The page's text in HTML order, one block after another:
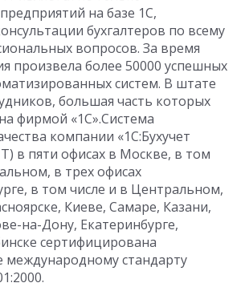
на базе 1С,
бухгалтеров по всему
вопросов. За время
произвела более 50000 успешных
систем. В штате
большая часть которых
фирмой «1С».Система
компании «1С:Бухучет
в пяти офисах в Москве, в том
в трех офисах
в том числе и в Центральном,
Киеве, Самаре, Казани,
на-Дону, Екатеринбурге,
сертифицирована
международному стандарту